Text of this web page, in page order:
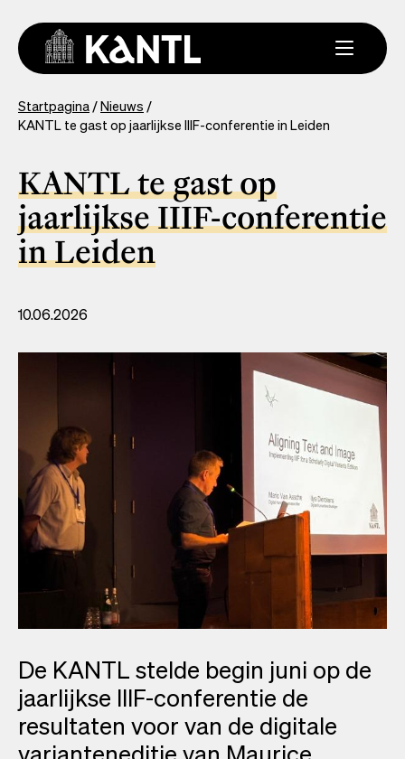
naar
inhoud
gaan
You
are
Startpagina Nieuws
KANTL te gast op jaarlijkse IIIF-conferentie in Leiden
KANTL te gast op
jaarlijkse IIIF-conferentie
in Leiden
10.06.2026
De KANTL stelde begin juni op de
jaarlijkse IIIF-conferentie de
resultaten voor van de digitale